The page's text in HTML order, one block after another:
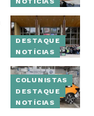
DESTAQUE
NOTÍCIAS
COLUNISTAS
DESTAQUE
NOTÍCIAS